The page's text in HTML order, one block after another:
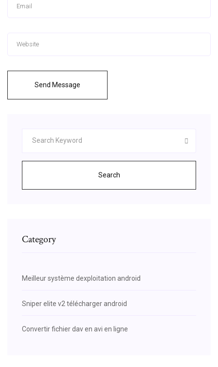
Send Message
Search
Category
Meilleur système dexploitation android
Sniper elite v2 télécharger android
Convertir fichier dav en avi en ligne